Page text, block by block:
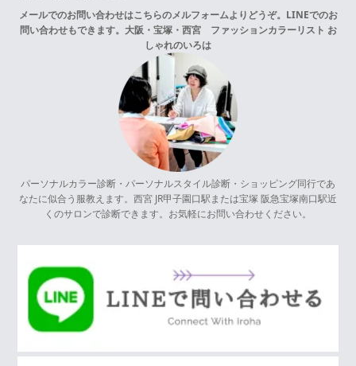
メールでのお問い合わせはこちらのメルフォームよりどうぞ。LINEでのお
問い合わせもできます。 大阪・宝塚・西宮 ファッションカラーリスト お
しゃれのいろは
パーソナルカラー診断・パーソナルスタイル診断・ショッピング同行であ
なたに似合う服教えます。西宮 JR甲子園口駅または宝塚 阪急宝塚南口駅近
くのサロンで診断できます。お気軽にお問い合わせください。